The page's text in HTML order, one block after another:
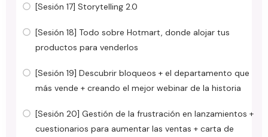
[Sesión 17] Storytelling 2.0
[Sesión 18] Todo sobre Hotmart, donde alojar tus
productos para venderlos
[Sesión 19] Descubrir bloqueos + el departamento que
más vende + creando el mejor webinar de la historia
[Sesión 20] Gestión de la frustración en lanzamientos +
cuestionarios para aumentar las ventas + carta de